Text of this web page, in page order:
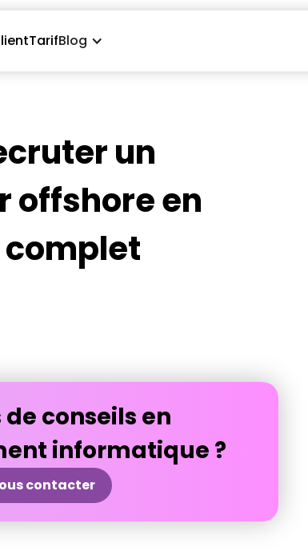
TarifBlog
un
offshore en
complet
de conseils en
informatique ?
contacter